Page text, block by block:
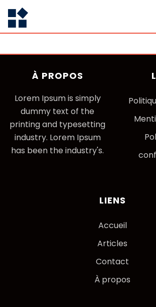
À PROPOS
Lorem Ipsum is simply
dummy text of the
printing and typesetting
industry. Lorem Ipsum
has been the industry's.
LIENS
Accueil
Articles
Contact
À propos